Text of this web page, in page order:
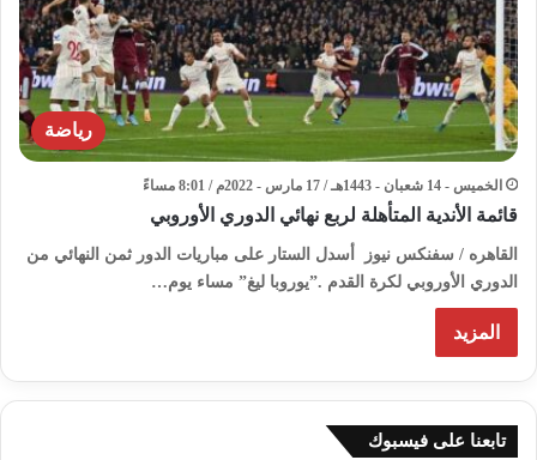
رياضة
الخميس - 14 شعبان - 1443هـ / 17 مارس - 2022م / 8:01 مساءً
قائمة الأندية المتأهلة لربع نهائي الدوري الأوروبي
القاهره / سفنكس نيوز أسدل الستار على مباريات الدور ثمن النهائي من
الدوري الأوروبي لكرة القدم .”يوروبا ليغ” مساء يوم…
المزيد
تابعنا على فيسبوك